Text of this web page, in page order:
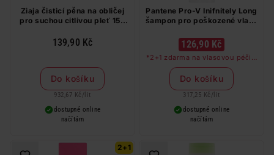
Ziaja čisticí pěna na obličej
pro suchou citlivou pleť 150
139,90 Kč
Do košíku
932,67 Kč / lit
dostupné online
načítám
Pantene Pro-V Inifnitely Long
šampon pro poškozené vlasy
126,90 Kč
*2+1 zdarma na vlasovou péči v
libovolné kombinaci, nejlevnější
produkt zdarma. Neplatí na
barvy na vlasy a cestovní balení.
Do košíku
317,25 Kč / lit
dostupné online
načítám
2+1